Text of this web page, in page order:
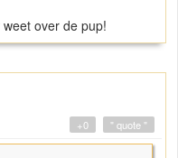
over de pup!
" quote "
+0